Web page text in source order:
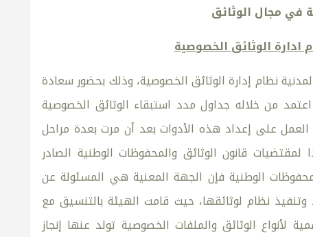
في مجال الوثائق
ادارة الوثائق الخصوصية
نظام إدارة الوثائق الخصوصية، وذلك بحضور سعادة
من خلاله جداول مدد استبقاء الوثائق الخصوصية
العمل على إعداد هذه الأدوات بعد أن مرت بعدة مراحل
قانون الوثائق والمحفوظات الوطنية الصادر
إلى المادة 18من قانون الوثائق والمحفوظات الوطنية فإن الجهة المعنية هي المسئولة عن
نظام لوثائقها، حيث قامت الهيئة بالتنسيق مع
لأنواع الوثائق والملفات الخصوصية تولد عنها إنجاز